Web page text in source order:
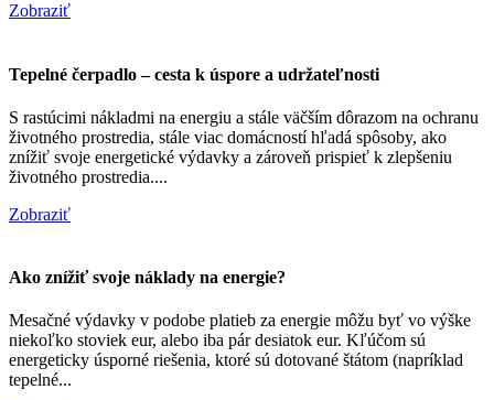
Zobraziť
Tepelné čerpadlo – cesta k úspore a udržateľnosti
S rastúcimi nákladmi na energiu a stále väčším dôrazom na ochranu
životného prostredia, stále viac domácností hľadá spôsoby, ako
znížiť svoje energetické výdavky a zároveň prispieť k zlepšeniu
životného prostredia....
Zobraziť
Ako znížiť svoje náklady na energie?
Mesačné výdavky v podobe platieb za energie môžu byť vo výške
niekoľko stoviek eur, alebo iba pár desiatok eur. Kľúčom sú
energeticky úsporné riešenia, ktoré sú dotované štátom (napríklad
tepelné...